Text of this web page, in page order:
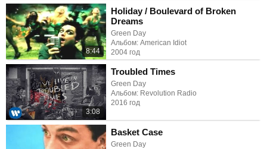
8:44
Holiday / Boulevard of Broken
Dreams
Green Day
Альбом: American Idiot
2004 год
3:08
Troubled Times
Green Day
Альбом: Revolution Radio
2016 год
Basket Case
Green Day